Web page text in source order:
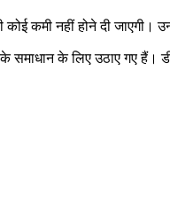
कमी नहीं होने दी जाएगी।
के लिए उठाए गए हैं।